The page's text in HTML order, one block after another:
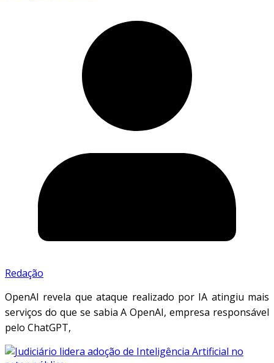
Redação
OpenAI revela que ataque realizado por IA atingiu mais
serviços do que se sabia A OpenAI, empresa responsável
pelo ChatGPT,